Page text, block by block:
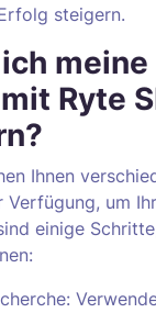
steigern.
meine
Ryte
Ihnen
um
einige